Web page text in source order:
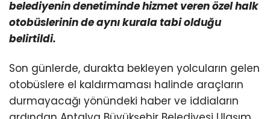
belediyenin denetiminde hizmet veren özel halk
otobüslerinin de aynı kurala tabi olduğu
belirtildi.
Son günlerde, durakta bekleyen yolcuların gelen
otobüslere el kaldırmaması halinde araçların
durmayacağı yönündeki haber ve iddiaların